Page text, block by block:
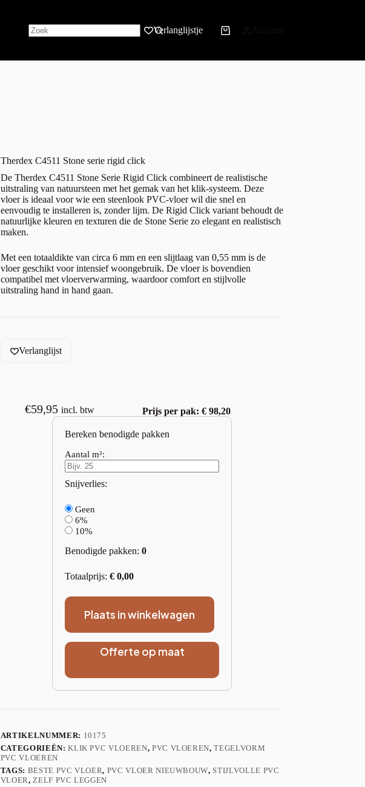
Verlanglijstje
Therdex C4511 Stone serie rigid click
De Therdex C4511 Stone Serie Rigid Click combineert de realistische
uitstraling van natuursteen met het gemak van het klik-systeem. Deze
vloer is ideaal voor wie een steenlook PVC-vloer wil die snel en
eenvoudig te installeren is, zonder lijm. De Rigid Click variant behoudt de
natuurlijke kleuren en texturen die de Stone Serie zo elegant en realistisch
maken.
Met een totaaldikte van circa 6 mm en een slijtlaag van 0,55 mm is de
vloer geschikt voor intensief woongebruik. De vloer is bovendien
compatibel met vloerverwarming, waardoor comfort en stijlvolle
uitstraling hand in hand gaan.
Verlanglijst
€59,95 incl. btw Prijs per pak: € 98,20
Bereken benodigde pakken
Aantal m²:
Snijverlies:
Geen
6%
10%
Benodigde pakken:0
Totaalprijs:€0,00
Plaats in winkelwagen
Offerte op maat
ARTIKELNUMMER: 10175
CATEGORIEËN:KLIK PVC VLOEREN, PVC VLOEREN,TEGELVORM
PVC VLOEREN
TAGS: BESTE PVC VLOER, PVC VLOER NIEUWBOUW, STIJLVOLLE PVC
VLOER,ZELF PVC LEGGEN